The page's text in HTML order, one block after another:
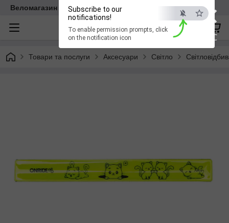
×
ESC
Subscribe to our
notifications!
To enable permission prompts, click
on the notification icon
Веломагазин EasyBike
Товари та послуги Аксесуари Світло